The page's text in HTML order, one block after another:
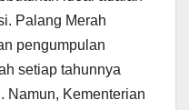
Palang Merah
pengumpulan
setiap tahunnya
Namun, Kementerian